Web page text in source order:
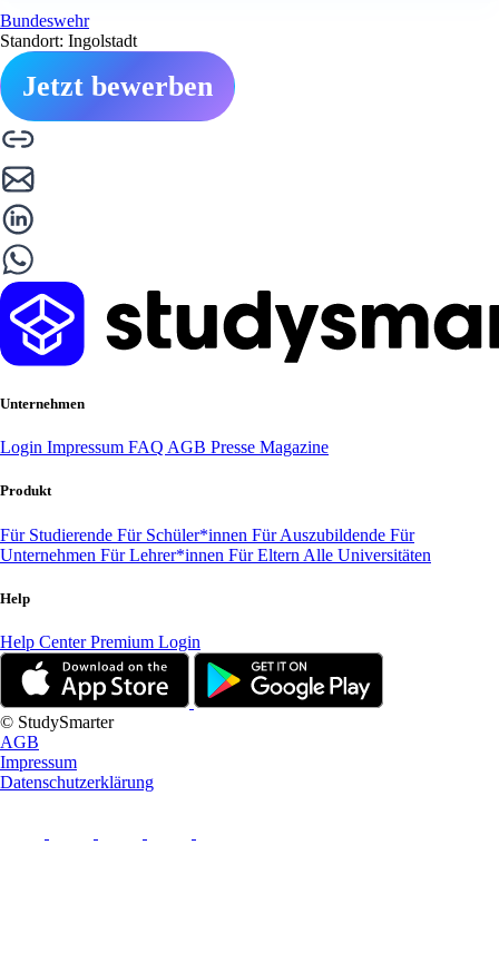
Bundeswehr
Standort: Ingolstadt
Jetzt bewerben
Unternehmen
Login Impressum FAQ AGB Presse Magazine
Produkt
Für Studierende Für Schüler*innen Für Auszubildende Für
Unternehmen Für Lehrer*innen Für Eltern Alle Universitäten
Help
Help CenterPremium Login
© StudySmarter
AGB
Impressum
Datenschutzerklärung